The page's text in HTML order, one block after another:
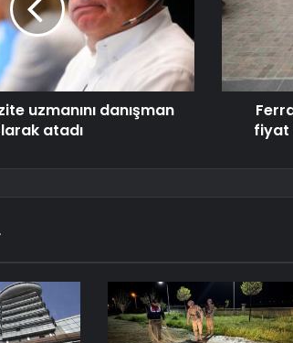
uzmanını danışman
atadı
fiyat